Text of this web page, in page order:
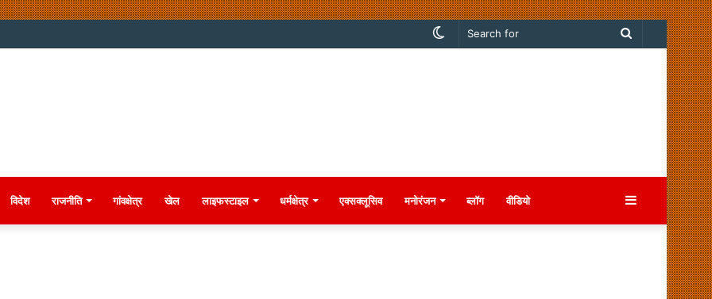
Search
Switch
विदेश राजनीति गांवक्षेत्र खेल लाइफस्टाइल धर्मक्षेत्र एक्सक्लूसिव मनोरंजन ब्लॉग वीडियो Sidebar